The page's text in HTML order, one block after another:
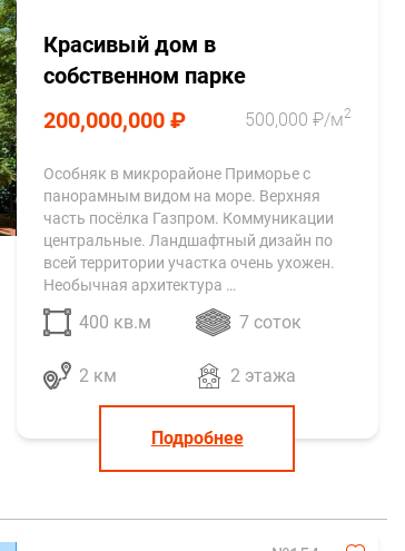
Красивый дом в
собственном парке
200,000,000 ₽
500,000 ₽/м2
Особняк в микрорайоне Приморье с
панорамным видом на море. Верхняя
часть посёлка Газпром. Коммуникации
центральные. Ландшафтный дизайн по
всей территории участка очень ухожен.
Необычная архитектура …
400 кв.м 7 соток
2 км 2 этажа
Подробнее